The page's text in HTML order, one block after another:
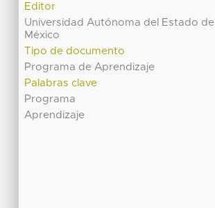
Editor
Universidad Autónoma del Estado de
México
Tipo de documento
Programa de Aprendizaje
Palabras clave
Programa
Aprendizaje